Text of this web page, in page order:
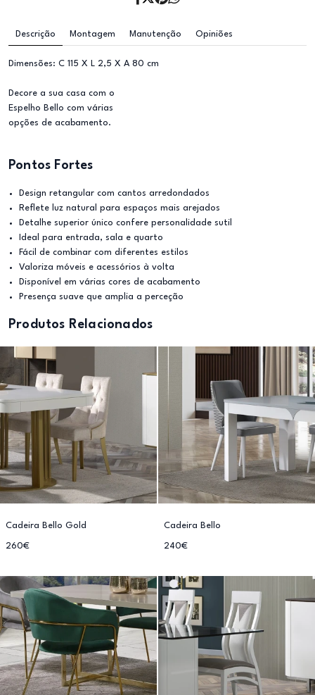
Descrição Montagem Manutenção Opiniões
Dimensões: C 115 X L 2,5 X A 80 cm
Decore a sua casa com o
Espelho Bello com várias
opções de acabamento.
Pontos Fortes
Design retangular com cantos arredondados
Reflete luz natural para espaços mais arejados
Detalhe superior único confere personalidade sutil
Ideal para entrada, sala e quarto
Fácil de combinar com diferentes estilos
Valoriza móveis e acessórios à volta
Disponível em várias cores de acabamento
Presença suave que amplia a perceção
Produtos Relacionados
Cadeira Bello Gold
260€
Cadeira Bello
240€